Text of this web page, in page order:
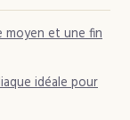
moyen et une fin
idéale pour